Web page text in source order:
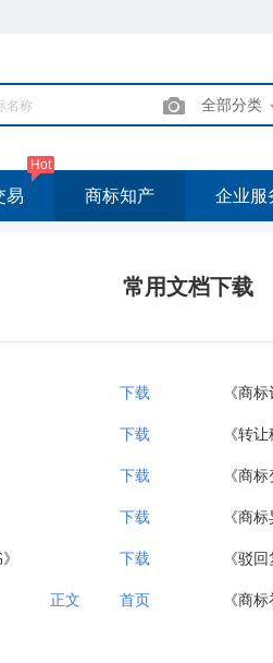
全部分类
易
Hot
商标知产 企业服
常用文档下载
下载 《商
下载 《转
下载 《商
下载 《商
下载 《驳
首页
正文 《商